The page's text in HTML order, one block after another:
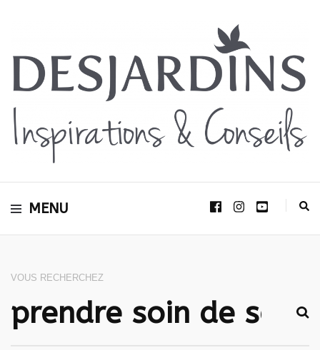
Desjardins
Inspirations &
Conseils
Avec le blog Desjardins, nous avons pour volonté de partager et de transmettre
d’aménagement d’intérieur et d’extérieur.
MENU
VOUS RECHERCHEZ